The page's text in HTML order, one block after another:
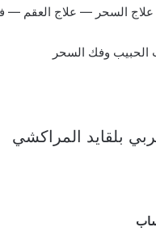
علاج السحر — علاج
الحبيب وفك السحر
بلقايد المراكشي